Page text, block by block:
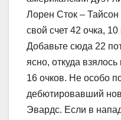
Лорен Сток –
свой счет 42 очка,
Добавьте сюда 22
ясно, откуда
16 очков. Не особо
дебютировавший
Эвардс. Если в